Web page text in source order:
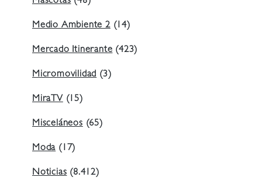
Medio Ambiente 2(14)
Mercado Itinerante (423)
Micromovilidad (3)
MiraTV (15)
Misceláneos (65)
Moda (17)
Noticias (8.412)